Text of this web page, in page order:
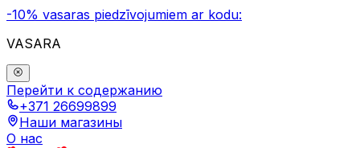
-10% vasaras piedzīvojumiem ar kodu:
VASARA
Перейти к содержанию
+371 26699899
Наши магазины
О нас